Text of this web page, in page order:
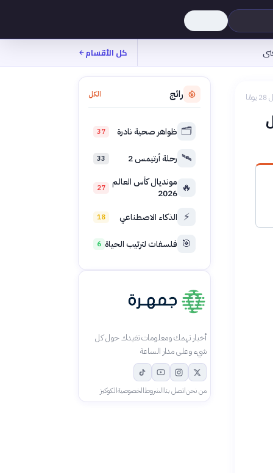
كل الأقسام
رائج الكل
🗂️ ظواهر صحية نادرة 37
🛰️ رحلة أرتيمس 2 33
🔥 مونديال كأس العالم
2026
27
⚡ الذكاء الاصطناعي 18
🎯 فلسفات لترتيب الحياة 6
أخبار تهمك ومعلومات تفيدك حول كل
شيء وعلى مدار الساعة
من نحناتصل بناالشروطالخصوصيةالكوكيز